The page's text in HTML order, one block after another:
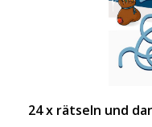
24 x rätseln und